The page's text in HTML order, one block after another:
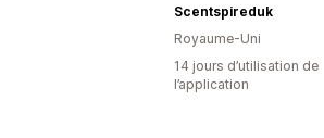
Scentspireduk
Royaume-Uni
14 jours d’utilisation de
l’application